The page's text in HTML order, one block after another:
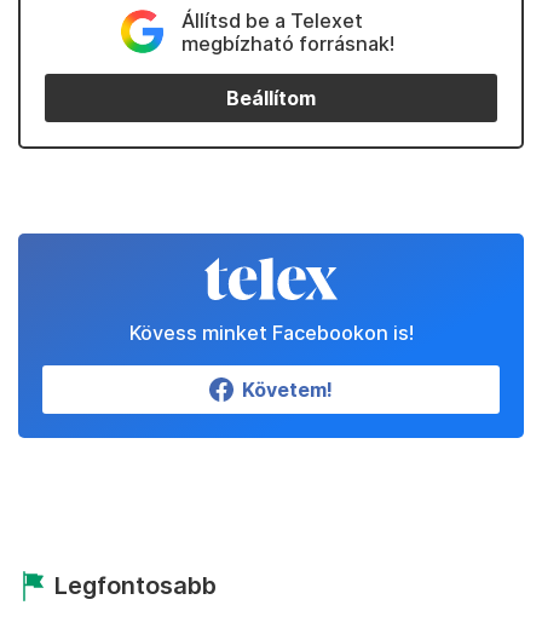
Állítsd be a Telexet
megbízható forrásnak!
Beállítom
Kövess minket Facebookon is!
Követem!
Legfontosabb